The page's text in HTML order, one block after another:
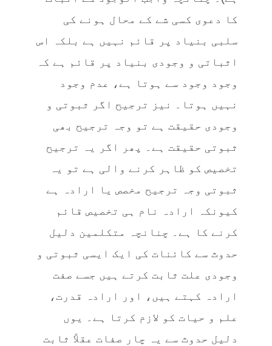
کا دعوی کسی شے کے محال ہونے کی
سلبی بنیاد پر قائم نہیں ہے بلکہ اس
اثباتی و وجودی بنیاد پر قائم ہے کہ
وجود وجود سے ہوتا ہے، عدم وجود
نہیں ہوتا۔ نیز ترجیح اگر ثبوتی و
وجودی حقیقت ہے تو وجہ ترجیح بھی
ثبوتی حقیقت ہے۔ پھر اگر یہ ترجیح
تخصیص کو ظاہر کرنے والی ہے تو یہ
ثبوتی وجہ ترجیح مخصص یا ارادہ ہے
کیونکہ ارادہ نام ہی تخصیص قائم
کرنے کا ہے۔ چنانچہ متکلمین دلیل
حدوث سے کائنات کی ایک ایسی ثبوتی و
وجودی علت ثابت کرتے ہیں جسے صفت
ارادہ کہتے ہیں، اور ارادہ قدرت،
علم و حیات کو لازم کرتا ہے۔ یوں
دلیل حدوث سے یہ چار صفات عقلاً ثابت